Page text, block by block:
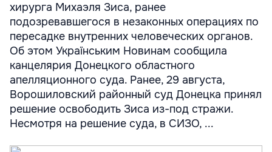
хирурга Михаэля Зиса, ранее
подозревавшегося в незаконных операциях по
пересадке внутренних человеческих органов.
Об этом Українським Новинам сообщила
канцелярия Донецкого областного
апелляционного суда. Ранее, 29 августа,
Ворошиловский районный суд Донецка принял
решение освободить Зиса из-под стражи.
Несмотря на решение суда, в СИЗО, ...